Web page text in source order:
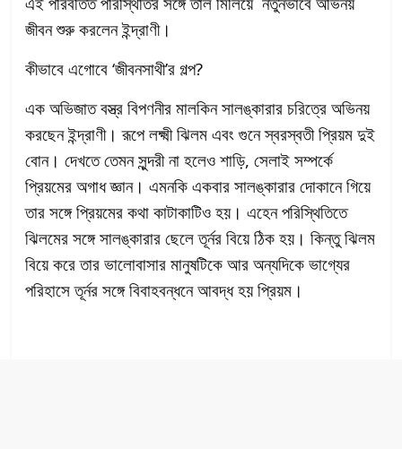
জীবন শুরু করলেন ইন্দ্রাণী।
কীভাবে এগোবে ‘জীবনসাথী’র গল্প?
এক অভিজাত বস্ত্র বিপণনীর মালকিন সালঙ্কারার চরিত্রে অভিনয়
করছেন ইন্দ্রাণী। রূপে লক্ষ্মী ঝিলম এবং গুনে স্বরস্বতী প্রিয়ম দুই
বোন। দেখতে তেমন সুন্দরী না হলেও শাড়ি, সেলাই সম্পর্কে
প্রিয়মের অগাধ জ্ঞান। এমনকি একবার সালঙ্কারার দোকানে গিয়ে
তার সঙ্গে প্রিয়মের কথা কাটাকাটিও হয়। এহেন পরিস্থিতিতে
ঝিলমের সঙ্গে সালঙ্কারার ছেলে তূর্নর বিয়ে ঠিক হয়। কিন্তু ঝিলম
বিয়ে করে তার ভালোবাসার মানুষটিকে আর অন্যদিকে ভাগ্যের
পরিহাসে তূর্নর সঙ্গে বিবাহবন্ধনে আবদ্ধ হয় প্রিয়ম।